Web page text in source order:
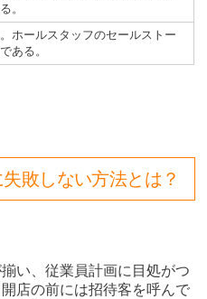
。
。ホールスタッフのセールストー
ある。
敗しない方法とは？
い、従業員計画に目処がつ
店の前には招待客を呼んで